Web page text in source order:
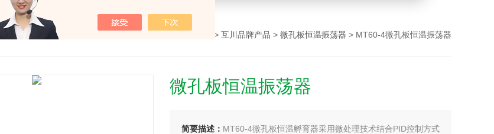
> 互川品牌产品 > 微孔板恒温振荡器 > MT60-4微孔板恒温振荡器
微孔板恒温振荡器
简要描述： MT60-4微孔板恒温孵育器采用微处理技术结合PID控制方式